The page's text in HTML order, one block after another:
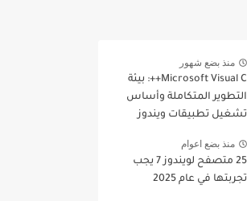
منذ بضع شهور
Microsoft Visual C++: بيئة
التطوير المتكاملة وأساس
تشغيل تطبيقات ويندوز
منذ بضع اعوام
25 متصفح لويندوز 7 يجب
تجربتها في عام 2025